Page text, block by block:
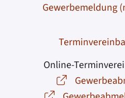
Gewerbemeldung
Online-